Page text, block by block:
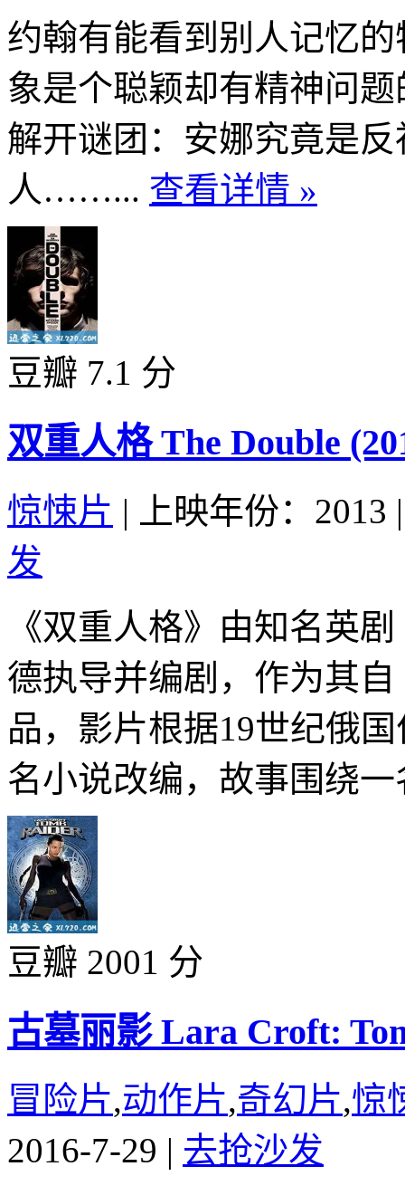
约翰有能看到别人记忆
象是个聪颖却有精神问
解开谜团：安娜究竟是
人……... 查看详情 »
豆瓣 7.1 分
双重人格 The Double
惊悚片 | 上映年份：2013 |
发
《双重人格》由知名英
德执导并编剧，作为其
品，影片根据19世纪俄
名小说改编，故事围绕
豆瓣 2001 分
古墓丽影 Lara Croft:
冒险片,动作片,奇幻片,惊
2016-7-29 | 去抢沙发